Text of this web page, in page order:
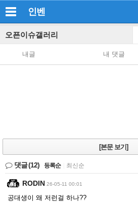
인벤
오픈이슈갤러리
내글 내 댓글
[본문 보기]
댓글(12) 등록순 최신순
RODIN 26-05-11 00:01
공대생이 왜 저런걸 하나??